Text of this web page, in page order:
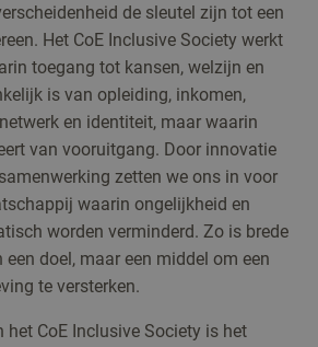
de sleutel zijn tot een
Het CoE Inclusive Society werkt
toegang tot kansen, welzijn en
is van opleiding, inkomen,
en identiteit, maar waarin
van vooruitgang. Door innovatie
zetten we ons in voor
waarin ongelijkheid en
worden verminderd. Zo is brede
doel, maar een middel om een
te versterken.
het CoE Inclusive Society is het